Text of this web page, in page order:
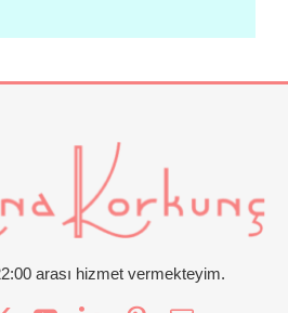
arası hizmet vermekteyim.